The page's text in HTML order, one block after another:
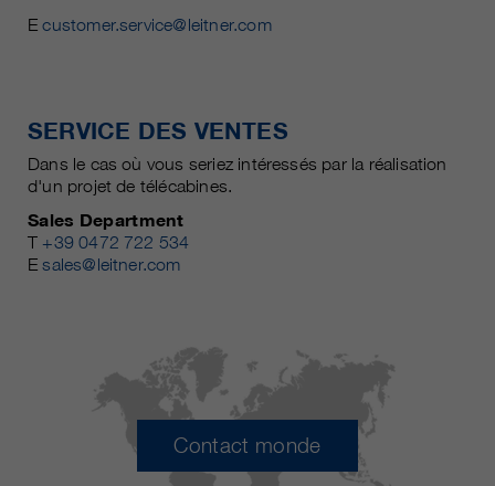
Ecustomer.service@leitner.com
SERVICE DES VENTES
Dans le cas où vous seriez intéressés par la réalisation
d'un projet de télécabines.
Sales Department
T +39 0472 722 534
Esales@leitner.com
Contact monde